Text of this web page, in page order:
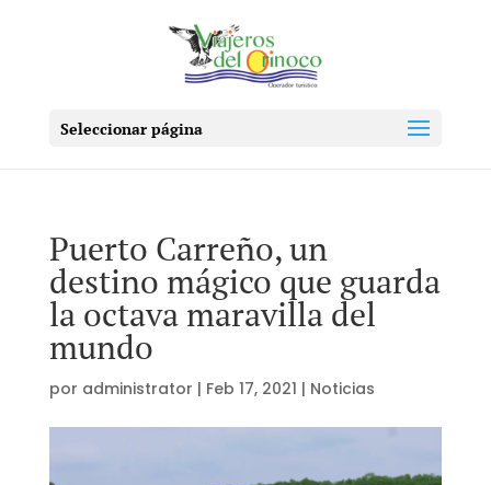
Seleccionar página
Puerto Carreño, un
destino mágico que guarda
la octava maravilla del
mundo
por administrator | Feb 17, 2021 | Noticias